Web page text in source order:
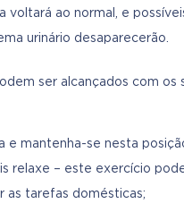
voltará ao normal, e
urinário desaparecerão.
ser alcançados com os
e mantenha-se nesta
relaxe – este exercício
as tarefas domésticas;